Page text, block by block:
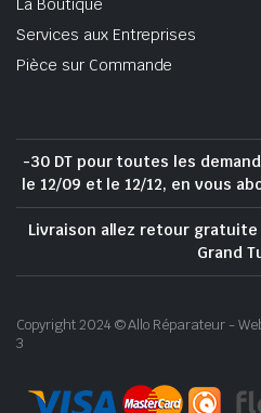
La Boutique
Services aux Entreprises
Pièce sur Commande
-30 DT pour toutes les
le 12/09 et le 12/12, en vous
Livraison allez retour
Grand
Copyright 2024 © Allo Réparateur -
3